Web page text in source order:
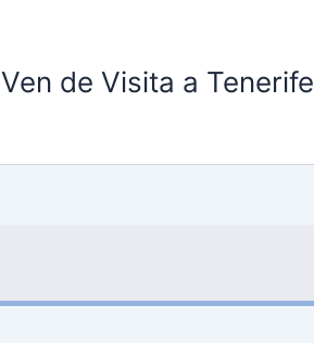
Ven de Visita a Tenerife